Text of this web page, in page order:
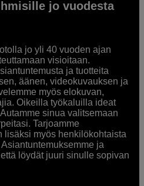
jo vuodesta
jo yli 40 vuoden ajan
visioitaan.
ja tuotteita
äänen, videokuvauksen ja
myös elokuvan,
Oikeilla työkaluilla ideat
sinua valitsemaan
Tarjoamme
lisäksi myös henkilökohtaista
ja
löydät juuri sinulle sopivan